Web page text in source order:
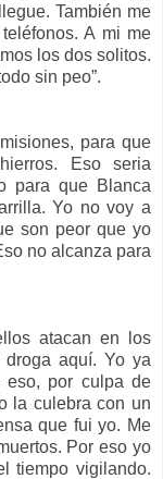
También me
A mi me
los dos solitos.
sin peo”.
para que
Eso seria
para que Blanca
Yo no voy a
son peor que yo
no alcanza para
atacan en los
droga aquí. Yo ya
eso, por culpa de
la culebra con un
que fui yo. Me
Por eso yo
tiempo vigilando.